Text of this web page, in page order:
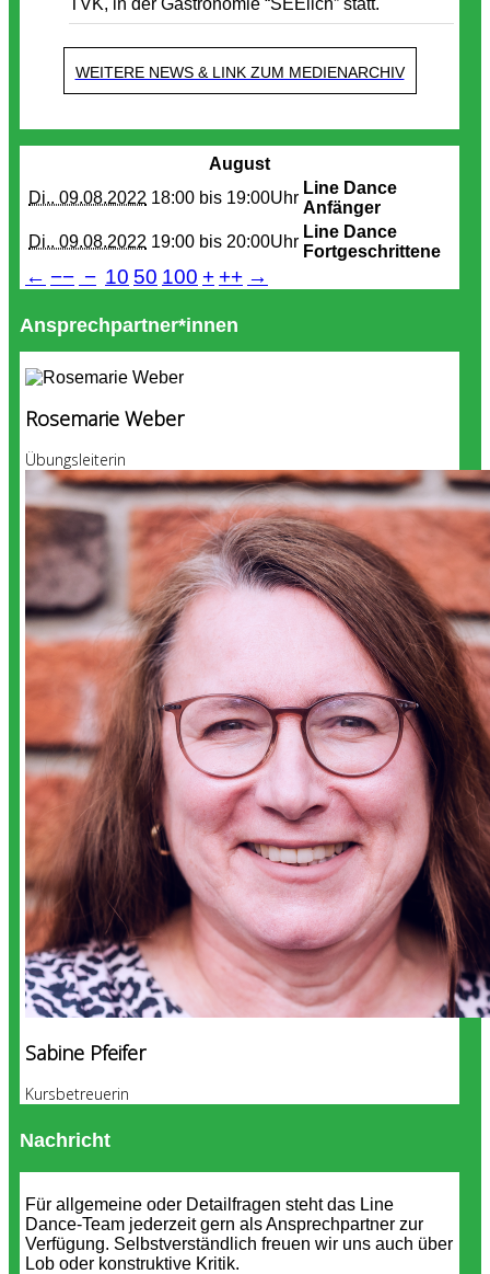
TVK, in der Gastronomie “SEElich” statt.
WEITERE NEWS & LINK ZUM MEDIENARCHIV
August
Di.. 09.08.2022 18:00 bis 19:00Uhr
Line Dance
Anfänger
Di.. 09.08.2022 19:00 bis 20:00Uhr
Line Dance
Fortgeschrittene
← −− − 10 50 100 + ++ →
Ansprechpartner*innen
Rosemarie Weber
Übungsleiterin
Sabine Pfeifer
Kursbetreuerin
Nachricht
Für allgemeine oder Detailfragen steht das Line
Dance-Team jederzeit gern als Ansprechpartner zur
Verfügung. Selbstverständlich freuen wir uns auch über
Lob oder konstruktive Kritik.